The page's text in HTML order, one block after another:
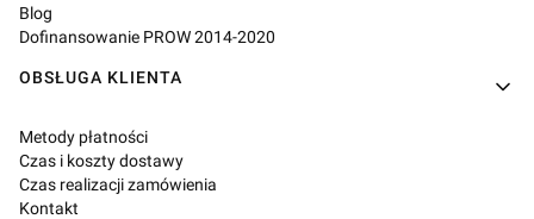
Blog
Dofinansowanie PROW 2014-2020
OBSŁUGA KLIENTA
Metody płatności
Czas i koszty dostawy
Czas realizacji zamówienia
Kontakt